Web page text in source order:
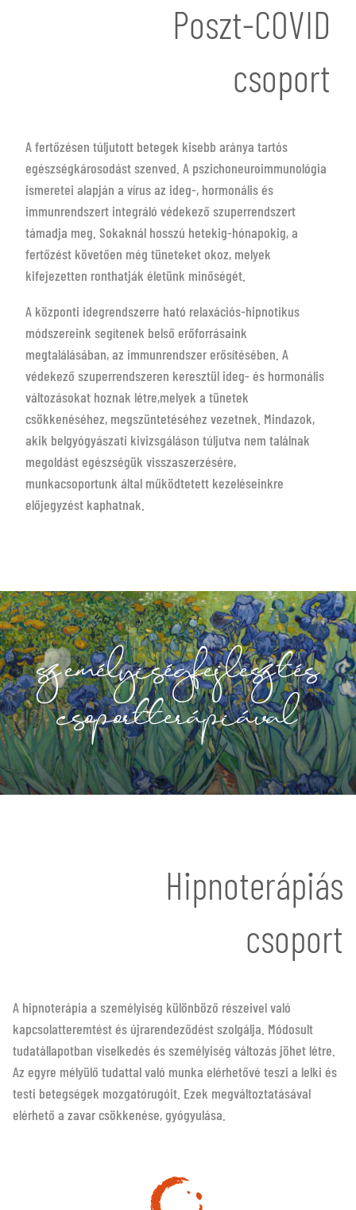
Poszt-COVID
csoport
A fertőzésen túljutott betegek kisebb aránya tartós
egészségkárosodást szenved. A pszichoneuroimmunológia
ismeretei alapján a vírus az ideg-, hormonális és
immunrendszert integráló védekező szuperrendszert
támadja meg. Sokaknál hosszú hetekig-hónapokig, a
fertőzést követően még tüneteket okoz, melyek
kifejezetten ronthatják életünk minőségét.
A központi idegrendszerre ható relaxációs-hipnotikus
módszereink segítenek belső erőforrásaink
megtalálásában, az immunrendszer erősítésében. A
védekező szuperrendszeren keresztül ideg- és hormonális
változásokat hoznak létre,melyek a tünetek
csökkenéséhez, megszüntetéséhez vezetnek. Mindazok,
akik belgyógyászati kivizsgáláson túljutva nem találnak
megoldást egészségük visszaszerzésére,
munkacsoportunk által működtetett kezeléseinkre
előjegyzést kaphatnak.
személyiségfejlesztés
csoportterápiával
Hipnoterápiás
csoport
A hipnoterápia a személyiség különböző részeivel való
kapcsolatteremtést és újrarendeződést szolgálja. Módosult
tudatállapotban viselkedés és személyiség változás jöhet létre.
Az egyre mélyülő tudattal való munka elérhetővé teszi a lelki és
testi betegségek mozgatórugóit. Ezek megváltoztatásával
elérhető a zavar csökkenése, gyógyulása.